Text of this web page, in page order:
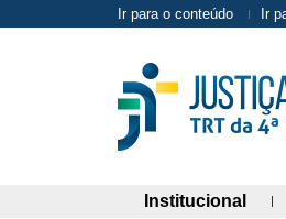
Ir para o conteúdo Ir
Institucional